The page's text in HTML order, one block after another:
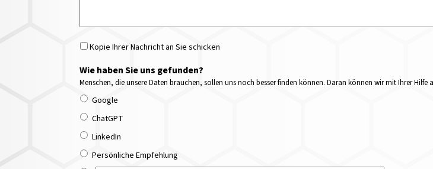
Kopie Ihrer Nachricht an Sie schicken
Wie haben Sie uns gefunden?
Menschen, die unsere Daten brauchen, sollen uns noch besser finden können. Daran können wir mit Ihrer Hilfe
Google
ChatGPT
LinkedIn
Persönliche Empfehlung